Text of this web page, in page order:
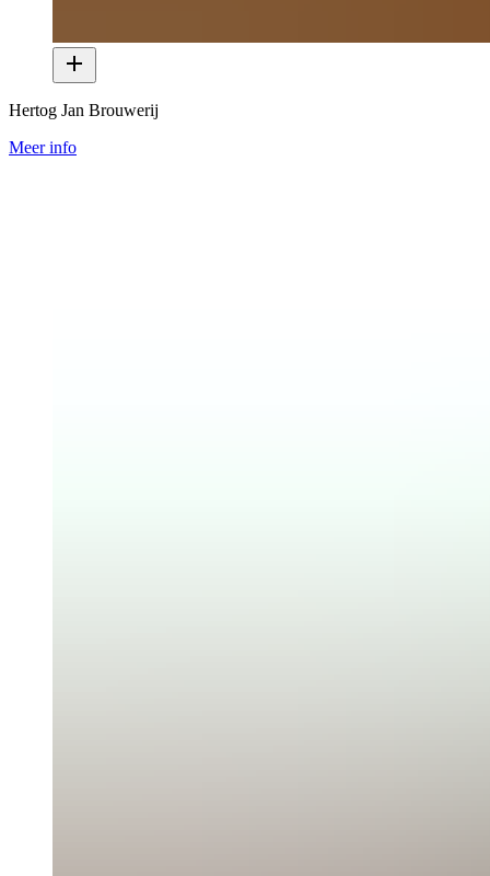
Hertog Jan Brouwerij
Meer info